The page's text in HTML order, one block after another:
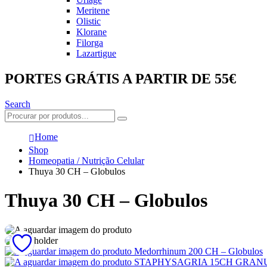
Meritene
Olistic
Klorane
Filorga
Lazartigue
PORTES GRÁTIS A PARTIR DE 55€
Search
Home
Shop
Homeopatia / Nutrição Celular
Thuya 30 CH – Globulos
Thuya 30 CH – Globulos
Medorrhinum 200 CH – Globulos
STAPHYSAGRIA 15CH